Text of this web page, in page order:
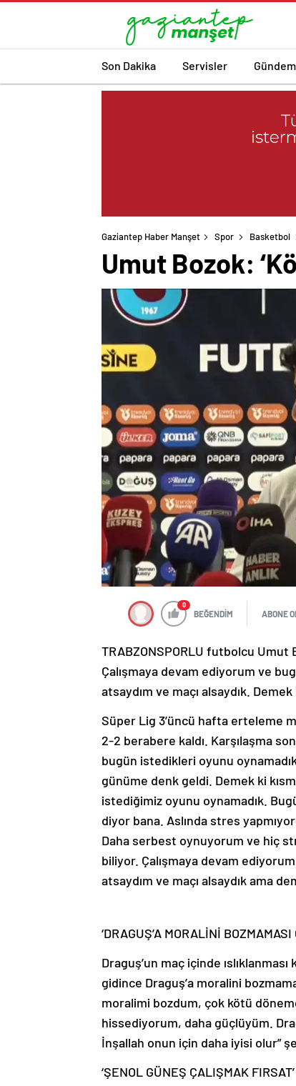
Son Dakika Servisler Gündem
Gaziantep Haber Manşet Spor Basketbol
Umut Bozok:
0
BEĞENDİM ABONE OL
TRABZONSPORLU futbolcu
Çalışmaya devam ediyorum ve
atsaydım ve maçı alsaydık.
Süper Lig 3’üncü hafta erteleme
2-2 berabere kaldı. Karşılaşma
bugün istedikleri oyunu
günüme denk geldi. Demek ki
istediğimiz oyunu oynamadık.
diyor bana. Aslında stres
Daha serbest oynuyorum ve hiç
biliyor. Çalışmaya devam
atsaydım ve maçı alsaydık ama
‘DRAGUŞ’A MORALİNİ
Draguş’un maç içinde
gidince Draguş’a moralini
moralimi bozdum, çok kötü
hissediyorum, daha güçlüyüm.
İnşallah onun için daha iyisi olur”
‘ŞENOL GÜNEŞ ÇALIŞMAK FIRSAT’